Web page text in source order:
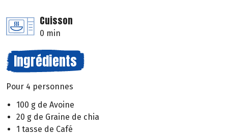
Cuisson
0 min
Ingrédients
Pour 4 personnes
100 g de Avoine
20 g de Graine de chia
1 tasse de Café